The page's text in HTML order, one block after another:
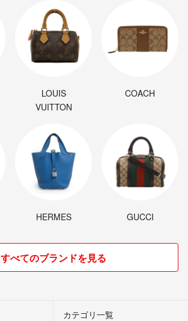
LOUIS
VUITTON
COACH
HERMES GUCCI
すべてのブランドを見る
カテゴリ一覧